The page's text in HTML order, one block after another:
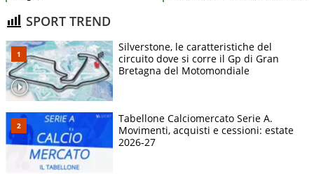
SPORT TREND
Silverstone, le caratteristiche del
circuito dove si corre il Gp di Gran
Bretagna del Motomondiale
Tabellone Calciomercato Serie A.
Movimenti, acquisti e cessioni: estate
2026-27